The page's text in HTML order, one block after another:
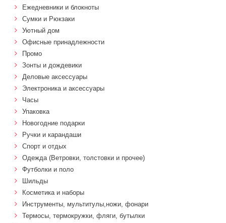
Ежедневники и блокноты
Сумки и Рюкзаки
Уютный дом
Офисные принадлежности
Промо
Зонты и дождевики
Деловые аксессуары
Электроника и аксессуары
Часы
Упаковка
Новогодние подарки
Ручки и карандаши
Спорт и отдых
Одежда (Ветровки, толстовки и прочее)
Футболки и поло
Шильды
Косметика и наборы
Инструменты, мультитулы,ножи, фонари
Термосы, термокружки, фляги, бутылки